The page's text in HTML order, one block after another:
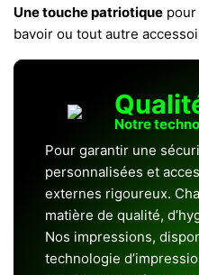
Une touche patriotique
bavoir ou tout autre
Notre
Pour garantir une
personnalisées et
externes rigoureux.
matière de qualité,
Nos impressions,
technologie